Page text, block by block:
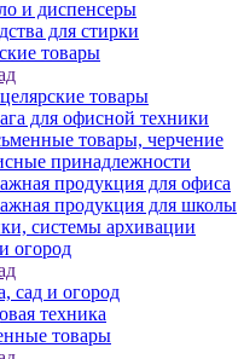
и диспенсеры
для стирки
товары
товары
для офисной техники
товары, черчение
принадлежности
продукция для офиса
продукция для школы
системы архивации
огород
сад и огород
техника
товары